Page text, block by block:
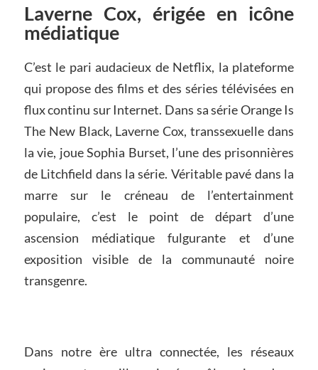
Laverne Cox, érigée en icône
médiatique
C’est le pari audacieux de Netflix, la plateforme
qui propose des films et des séries télévisées en
flux continu sur Internet. Dans sa série Orange Is
The New Black, Laverne Cox, transsexuelle dans
la vie, joue Sophia Burset, l’une des prisonnières
de Litchfield dans la série. Véritable pavé dans la
marre sur le créneau de l’entertainment
populaire, c’est le point de départ d’une
ascension médiatique fulgurante et d’une
exposition visible de la communauté noire
transgenre.
Dans notre ère ultra connectée, les réseaux